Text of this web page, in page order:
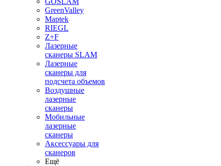
GreenValley
Maptek
RIEGL
Z+F
Лазерные
сканеры SLAM
Лазерные
сканеры для
подсчета объемов
Воздушные
лазерные
сканеры
Мобильные
лазерные
сканеры
Аксессуары для
сканеров
Ещё